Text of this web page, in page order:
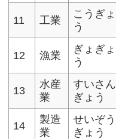
11 工業
こうぎょ
う
12 漁業
ぎょぎょ
う
13
水産
業
すいさん
ぎょう
14
製造
業
せいぞう
ぎょう